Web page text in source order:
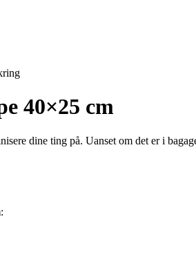
40×25 cm
dine ting på. Uanset om det er i